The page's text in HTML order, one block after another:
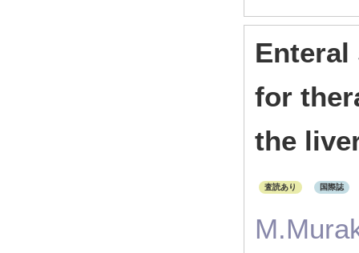
Enteral
for
the
査読あり 国際誌